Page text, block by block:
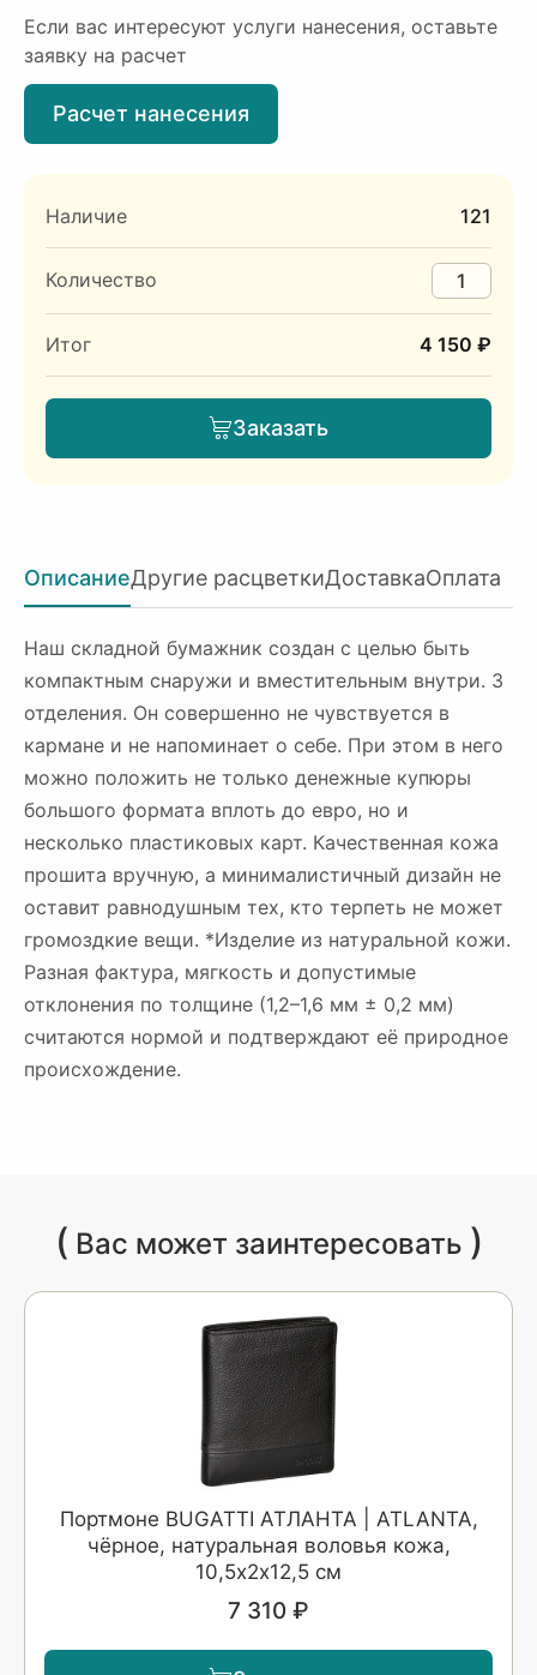
Если вас интересуют услуги нанесения, оставьте
заявку на расчет
Расчет нанесения
Наличие 121
Количество
Итог 4 150 ₽
Заказать
ОписаниеДругие расцветкиДоставкаОплата
Наш складной бумажник создан с целью быть
компактным снаружи и вместительным внутри. 3
отделения. Он совершенно не чувствуется в
кармане и не напоминает о себе. При этом в него
можно положить не только денежные купюры
большого формата вплоть до евро, но и
несколько пластиковых карт. Качественная кожа
прошита вручную, а минималистичный дизайн не
оставит равнодушным тех, кто терпеть не может
громоздкие вещи. *Изделие из натуральной кожи.
Разная фактура, мягкость и допустимые
отклонения по толщине (1,2–1,6 мм ± 0,2 мм)
считаются нормой и подтверждают её природное
происхождение.
( Вас может заинтересовать )
Портмоне BUGATTI АТЛАНТА | ATLANTA,
чёрное, натуральная воловья кожа,
10,5х2х12,5 см
7 310 ₽